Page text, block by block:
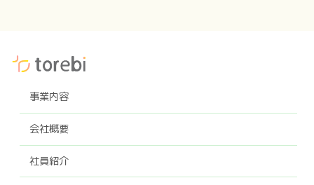
事業内容
会社概要
社員紹介